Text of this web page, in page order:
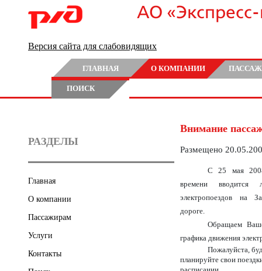
АО
Версия сайта для слабовидящих
ГЛАВНАЯ О КОМПАНИИ
ПОИСК
РАЗДЕЛЫ
Главная
О компании
Пассажирам
Услуги
Контакты
Внимание
Размещено
С 25 мая
времени вводится
электропоездов на
дороге.
Обращаем
графика движения
Пожалуйста,
планируйте свои